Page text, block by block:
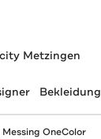
Metzingen
Bekleidung
Messing OneColor